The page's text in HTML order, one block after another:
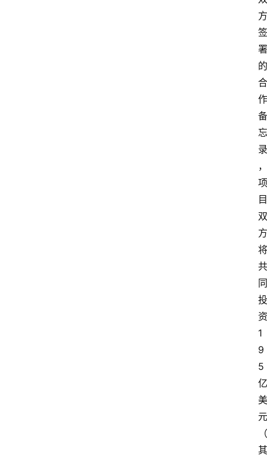
方
签
署
的
合
作
备
忘
录
，
项
目
双
方
将
共
同
投
资
1
9
5
亿
美
元
（
其